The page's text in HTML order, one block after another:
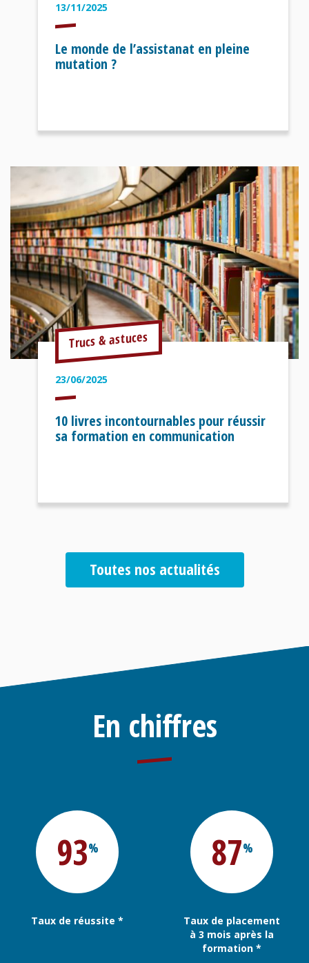
13/11/2025
Le monde de l’assistanat en pleine
mutation ?
Trucs & astuces
23/06/2025
10 livres incontournables pour réussir
sa formation en communication
Toutes nos actualités
En chiffres
93%
Taux de réussite *
87%
Taux de placement
à 3 mois après la
formation *